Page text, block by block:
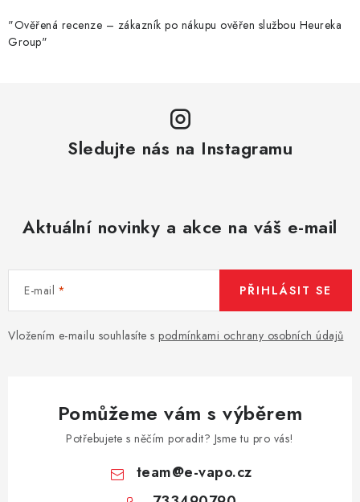
"Ověřená recenze – zákazník po nákupu ověřen službou Heureka
Group"
Sledujte nás na Instagramu
Aktuální novinky a akce na váš e-mail
E-mail
Vložením e-mailu souhlasíte s podmínkami ochrany osobních údajů
PŘIHLÁSIT SE
Pomůžeme vám s výběrem
Potřebujete s něčím poradit? Jsme tu pro vás!
team@e-vapo.cz